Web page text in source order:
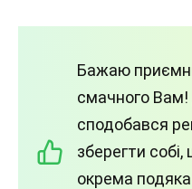
Бажаю
смачного
сподобався
зберегти собі,
окрема подяка